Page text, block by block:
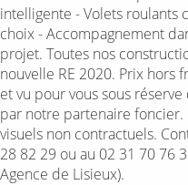
intelligente - Volets roulants
choix - Accompagnement
projet. Toutes nos
nouvelle RE 2020. Prix hors
et vu pour vous sous
par notre partenaire
visuels non contractuels.
28 82 29 ou au 02 31 70 76
Agence de Lisieux).